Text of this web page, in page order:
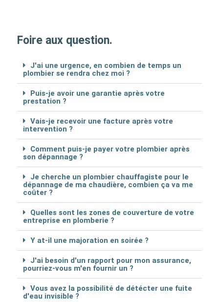
Foire aux question.
J'ai une urgence, en combien de temps un
plombier se rendra chez moi ?
Puis-je avoir une garantie après votre
prestation ?
Vais-je recevoir une facture après votre
intervention ?
Comment puis-je payer votre plombier après
son dépannage ?
Je cherche un plombier chauffagiste pour le
dépannage de ma chaudière, combien ça va me
coûter ?
Quelles sont les zones de couverture de votre
entreprise en plomberie ?
Y at-il une majoration en soirée ?
J'ai besoin d'un rapport pour mon assurance,
pourriez-vous m'en fournir un ?
Vous avez la possibilité de détécter une fuite
d'eau invisible ?